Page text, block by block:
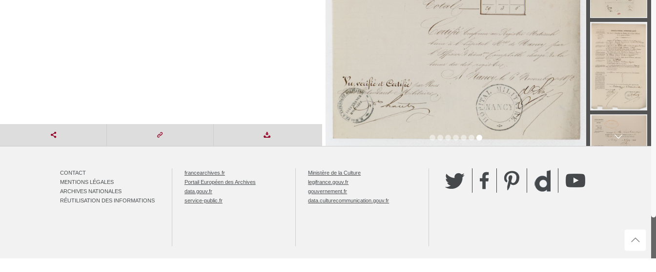
CONTACT
MENTIONS LÉGALES
ARCHIVES NATIONALES
RÉUTILISATION DES INFORMATIONS
francearchives.fr
Portail Européen des Archives
data.gouv.fr
service-public.fr
Ministère de la Culture
legifrance.gouv.fr
gouvernement.fr
data.culturecommunication.gouv.fr